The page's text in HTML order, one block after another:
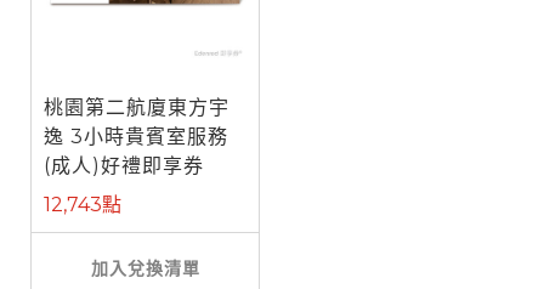
桃園第二航廈東方宇
逸 3小時貴賓室服務
(成人)好禮即享券
12,743點
加入兌換清單